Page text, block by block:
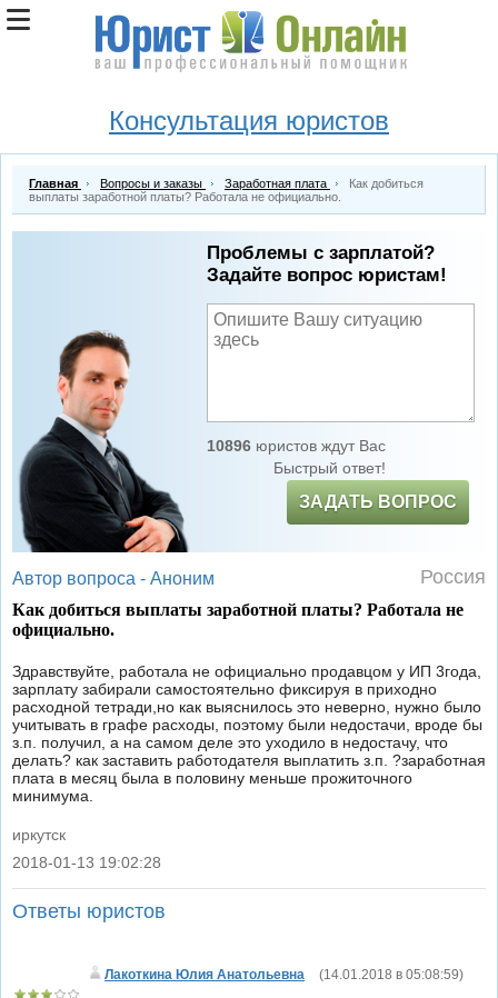
Консультация юристов
Главная Вопросы и заказы Заработная плата
Как добиться
выплаты заработной платы? Работала не официально.
Проблемы с зарплатой?
Задайте вопрос юристам!
10896юристов ждут Вас
Быстрый ответ!
ЗАДАТЬ ВОПРОС
Автор вопроса - Аноним Россия
Как добиться выплаты заработной платы? Работала не
официально.
Здравствуйте, работала не официально продавцом у ИП 3года,
зарплату забирали самостоятельно фиксируя в приходно
расходной тетради,но как выяснилось это неверно, нужно было
учитывать в графе расходы, поэтому были недостачи, вроде бы
з.п. получил, а на самом деле это уходило в недостачу, что
делать? как заставить работодателя выплатить з.п. ?заработная
плата в месяц была в половину меньше прожиточного
минимума.
иркутск
|
2018-01-13 19:02:28
Ответы юристов
Лакоткина Юлия Анатольевна (14.01.2018 в 05:08:59)